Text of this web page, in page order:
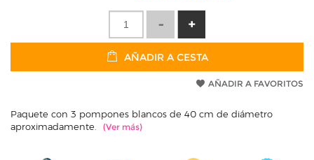
AÑADIR A CESTA
AÑADIR A FAVORITOS
Paquete con 3 pompones blancos de 40 cm de diámetro
aproximadamente.